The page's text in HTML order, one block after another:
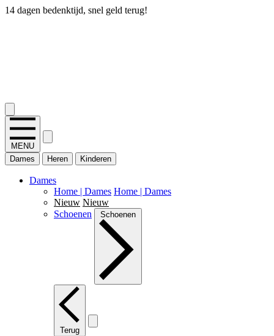
14 dagen bedenktijd, snel geld terug!
MENU
Dames
Heren Kinderen
Dames
Home | Dames Home | Dames
Nieuw Nieuw
Schoenen
Schoenen
Terug